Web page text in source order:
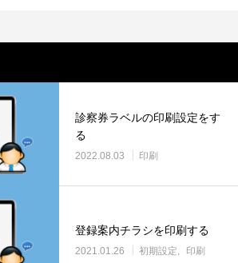
診察券ラベルの印刷設定をす
る
2022.08.03 印刷
登録案内チラシを印刷する
2021.01.26 初期設定 印刷